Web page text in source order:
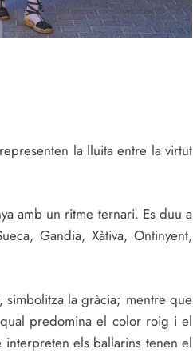
la lluita entre la virtut
amb un ritme ternari. Es duu a
Gandia, Xàtiva, Ontinyent,
simbolitza la gràcia; mentre que
predomina el color roig i el
els ballarins tenen el